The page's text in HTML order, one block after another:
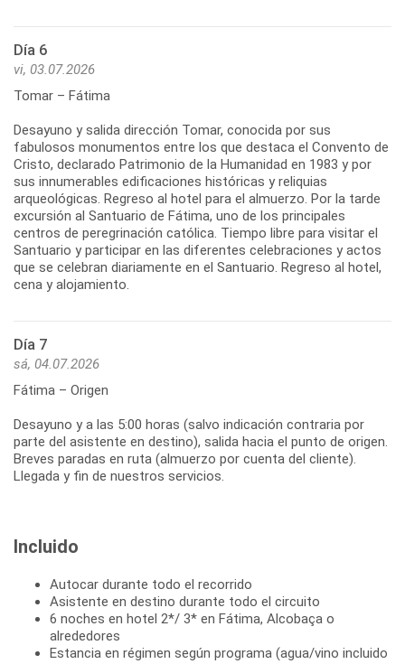
Día 6
vi, 03.07.2026
Tomar – Fátima
Desayuno y salida dirección Tomar, conocida por sus
fabulosos monumentos entre los que destaca el Convento de
Cristo, declarado Patrimonio de la Humanidad en 1983 y por
sus innumerables edificaciones históricas y reliquias
arqueológicas. Regreso al hotel para el almuerzo. Por la tarde
excursión al Santuario de Fátima, uno de los principales
centros de peregrinación católica. Tiempo libre para visitar el
Santuario y participar en las diferentes celebraciones y actos
que se celebran diariamente en el Santuario. Regreso al hotel,
cena y alojamiento.
Día 7
sá, 04.07.2026
Fátima – Origen
Desayuno y a las 5:00 horas (salvo indicación contraria por
parte del asistente en destino), salida hacia el punto de origen.
Breves paradas en ruta (almuerzo por cuenta del cliente).
Incluido
Autocar durante todo el recorrido
Asistente en destino durante todo el circuito
6 noches en hotel 2*/ 3* en Fátima, Alcobaça o
alrededores
Estancia en régimen según programa (agua/vino incluido